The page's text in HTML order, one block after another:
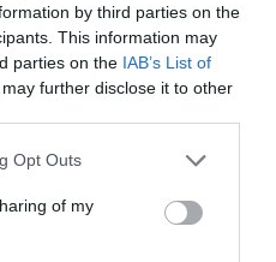
by third parties on the
This information may
parties on the IAB’s List of
further disclose it to other
Opt Outs
of my